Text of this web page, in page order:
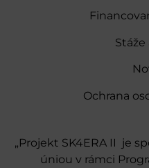
Ochrana
„Projekt SK4ERA II je
úniou v rámci